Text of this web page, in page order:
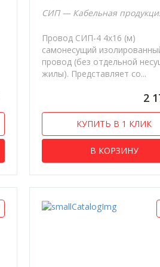
СИП — Кабельная
Провод СИП-4 4х16 (м)
самонесущий
провод (без отдельной
жилы). Представляет со...
2
КУПИТЬ В 1 КЛИК
В КОРЗИНУ